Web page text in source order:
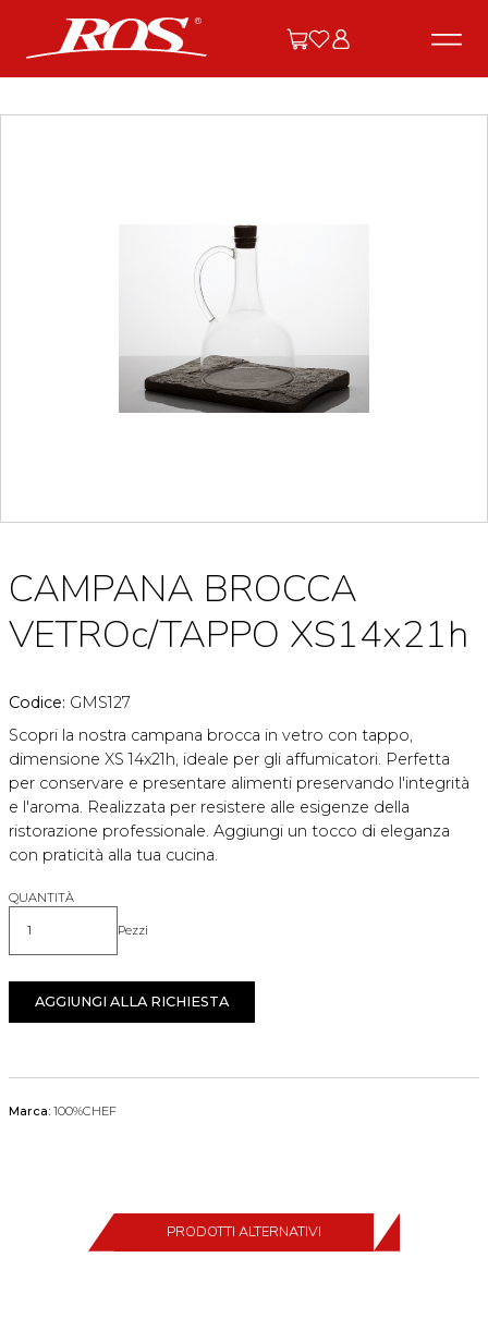
CAMPANA BROCCA
VETROc/TAPPO XS14x21h
Codice: GMS127
Scopri la nostra campana brocca in vetro con tappo,
dimensione XS 14x21h, ideale per gli affumicatori. Perfetta
per conservare e presentare alimenti preservando l'integrità
e l'aroma. Realizzata per resistere alle esigenze della
ristorazione professionale. Aggiungi un tocco di eleganza
con praticità alla tua cucina.
QUANTITÀ
Quantità Pezzi
AGGIUNGI ALLA RICHIESTA
Marca: 100%CHEF
PRODOTTI ALTERNATIVI